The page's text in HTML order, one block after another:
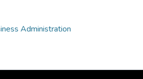
Administration